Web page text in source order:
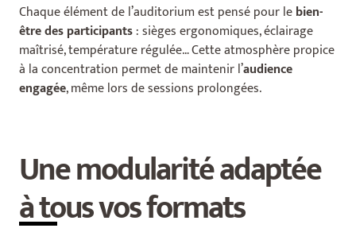
Chaque élément de l’auditorium est pensé pour lebien-
être des participants: sièges ergonomiques, éclairage
maîtrisé, température régulée…Cette atmosphère propice
à la concentration permet de maintenir l’audience
engagée, même lors de sessions prolongées.
Une modularité adaptée
à tous vos formats